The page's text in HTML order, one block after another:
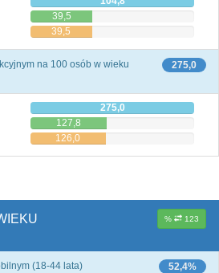
39,5
39,5
275,0
na 100 osób w wieku
275,0
127,8
126,0
% 123
52,4%
(18-44 lata)